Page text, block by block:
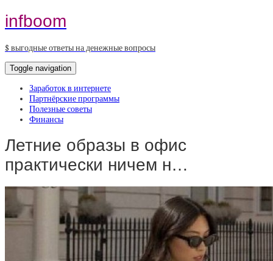
infboom
$ выгодные ответы на денежные вопросы
Toggle navigation
Заработок в интернете
Партнёрские программы
Полезные советы
Финансы
Летние образы в офис
практически ничем н…